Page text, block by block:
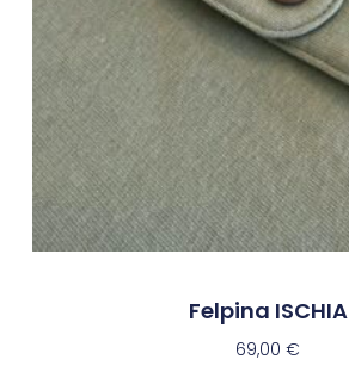
Felpina ISCHIA
69,00 €